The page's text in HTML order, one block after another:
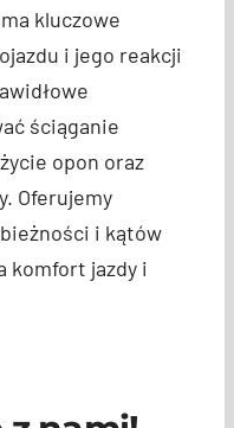
kluczowe
i jego reakcji
ściąganie
opon oraz
Oferujemy
i kątów
komfort jazdy i